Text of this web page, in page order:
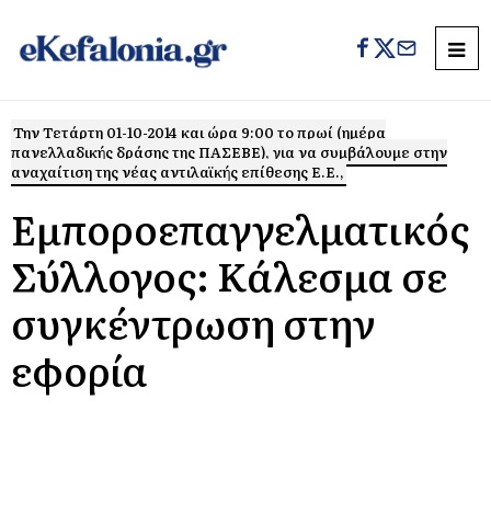
Την Τετάρτη 01-10-2014 και ώρα 9:00 το πρωί (ημέρα
πανελλαδικής δράσης της ΠΑΣΕΒΕ), για να συμβάλουμε στην
αναχαίτιση της νέας αντιλαϊκής επίθεσης Ε.Ε.,
Εμποροεπαγγελματικός
Σύλλογος: Kάλεσμα σε
συγκέντρωση στην
εφορία